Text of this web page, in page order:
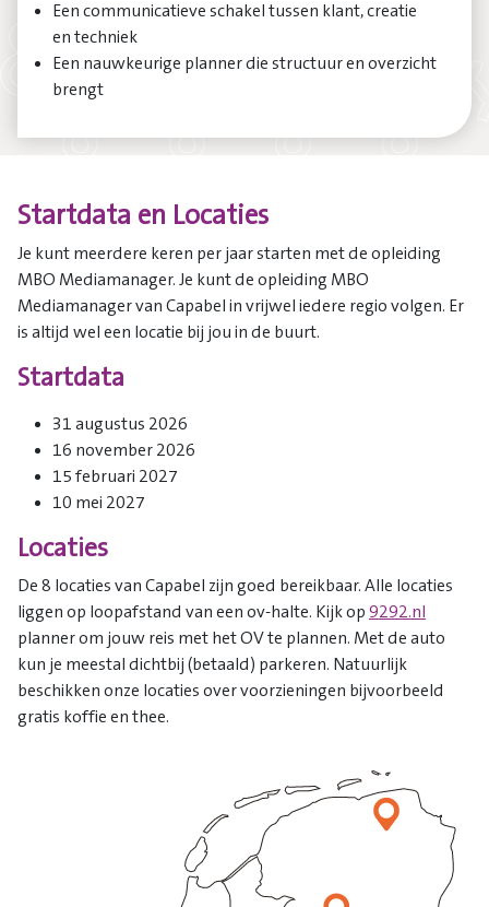
Een communicatieve schakel tussen klant, creatie
en techniek
Een nauwkeurige planner die structuur en overzicht
brengt
Startdata en Locaties
Je kunt meerdere keren per jaar starten met de opleiding
MBO Mediamanager. Je kunt de opleiding MBO
Mediamanager van Capabel in vrijwel iedere regio volgen. Er
is altijd wel een locatie bij jou in de buurt.
Startdata
31 augustus 2026
16 november 2026
15 februari 2027
10 mei 2027
Locaties
De 8 locaties van Capabel zijn goed bereikbaar. Alle locaties
liggen op loopafstand van een ov-halte. Kijk op 9292.nl
planner om jouw reis met het OV te plannen. Met de auto
kun je meestal dichtbij (betaald) parkeren. Natuurlijk
beschikken onze locaties over voorzieningen bijvoorbeeld
gratis koffie en thee.